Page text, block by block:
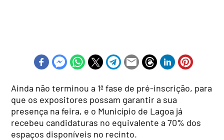
Ainda não terminou a 1ª fase de pré-inscrição, para
que os expositores possam garantir a sua
presença na feira, e o Município de Lagoa já
recebeu candidaturas no equivalente a 70% dos
espaços disponíveis no recinto.